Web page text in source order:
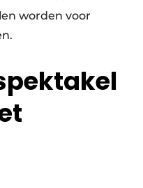
worden voor